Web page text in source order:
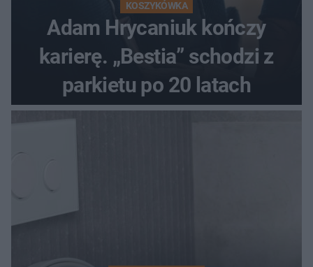
KOSZYKÓWKA
Adam Hrycaniuk kończy
karierę. „Bestia” schodzi z
parkietu po 20 latach